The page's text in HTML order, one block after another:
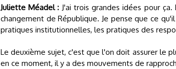
Juliette Méadel : J'ai trois grandes idées pour
changement de République. Je pense que ce
pratiques institutionnelles, les pratiques des
Le deuxième sujet, c'est que l'on doit assurer le
en ce moment, il y a des mouvements de